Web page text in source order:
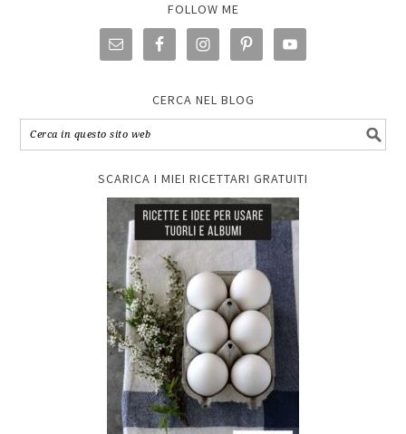
FOLLOW ME
CERCA NEL BLOG
SCARICA I MIEI RICETTARI GRATUITI